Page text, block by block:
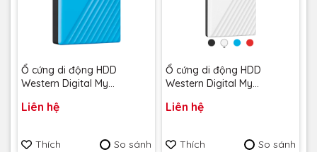
Ổ cứng di động HDD
Western Digital My
5Gbps Xanh
Bảo hành 3 năm
Liên hệ
Thích So sánh
Ổ cứng di động HDD
Western Digital My
5Gbps Trắng
Bảo hành 3 năm
Liên hệ
Thích So sánh